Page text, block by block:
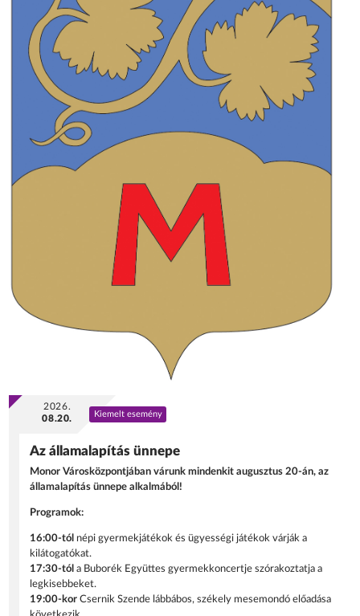
2026.
08.20.
Kiemelt esemény
Az államalapítás ünnepe
Monor Városközpontjában várunk mindenkit augusztus 20-án, az
államalapítás ünnepe alkalmából!
Programok:
16:00-tól népi gyermekjátékok és ügyességi játékok várják a
kilátogatókat.
17:30-tól a Buborék Együttes gyermekkoncertje szórakoztatja a
legkisebbeket.
19:00-korCsernik Szende lábbábos, székely mesemondó előadása